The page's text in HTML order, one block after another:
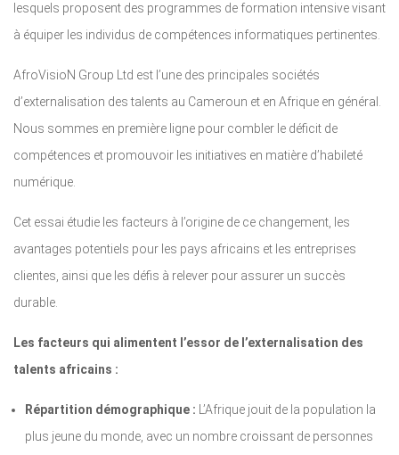
lesquels proposent des programmes de formation intensive visant
à équiper les individus de compétences informatiques pertinentes.
AfroVisioN Group Ltd est l’une des principales sociétés
d’externalisation des talents au Cameroun et en Afrique en général.
Nous sommes en première ligne pour combler le déficit de
compétences et promouvoir les initiatives en matière d’habileté
numérique.
Cet essai étudie les facteurs à l’origine de ce changement, les
avantages potentiels pour les pays africains et les entreprises
clientes, ainsi que les défis à relever pour assurer un succès
durable.
Les facteurs qui alimentent l’essor de l’externalisation des
talents africains :
Répartition démographique : L’Afrique jouit de la population la
plus jeune du monde, avec un nombre croissant de personnes